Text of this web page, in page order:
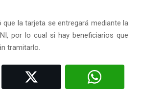
que la tarjeta se entregará mediante la
por lo cual si hay beneficiarios que
tramitarlo.